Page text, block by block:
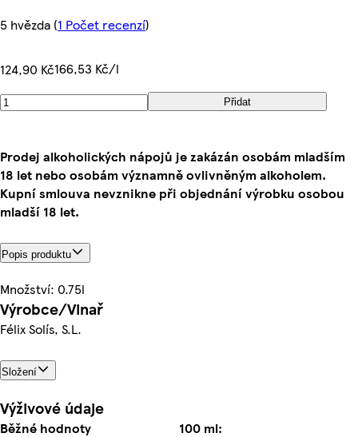
5 hvězda (1 Počet recenzí)
124,90 Kč166,53 Kč/l
Přidat
Prodej alkoholických nápojů je zakázán osobám mladším
18 let nebo osobám významně ovlivněným alkoholem.
Kupní smlouva nevznikne při objednání výrobku osobou
mladší 18 let.
Popis produktu
Množství: 0.75l
Výrobce/Vinař
Félix Solís, S.L.
Složení
Výživové údaje
Běžné hodnoty
100 ml: